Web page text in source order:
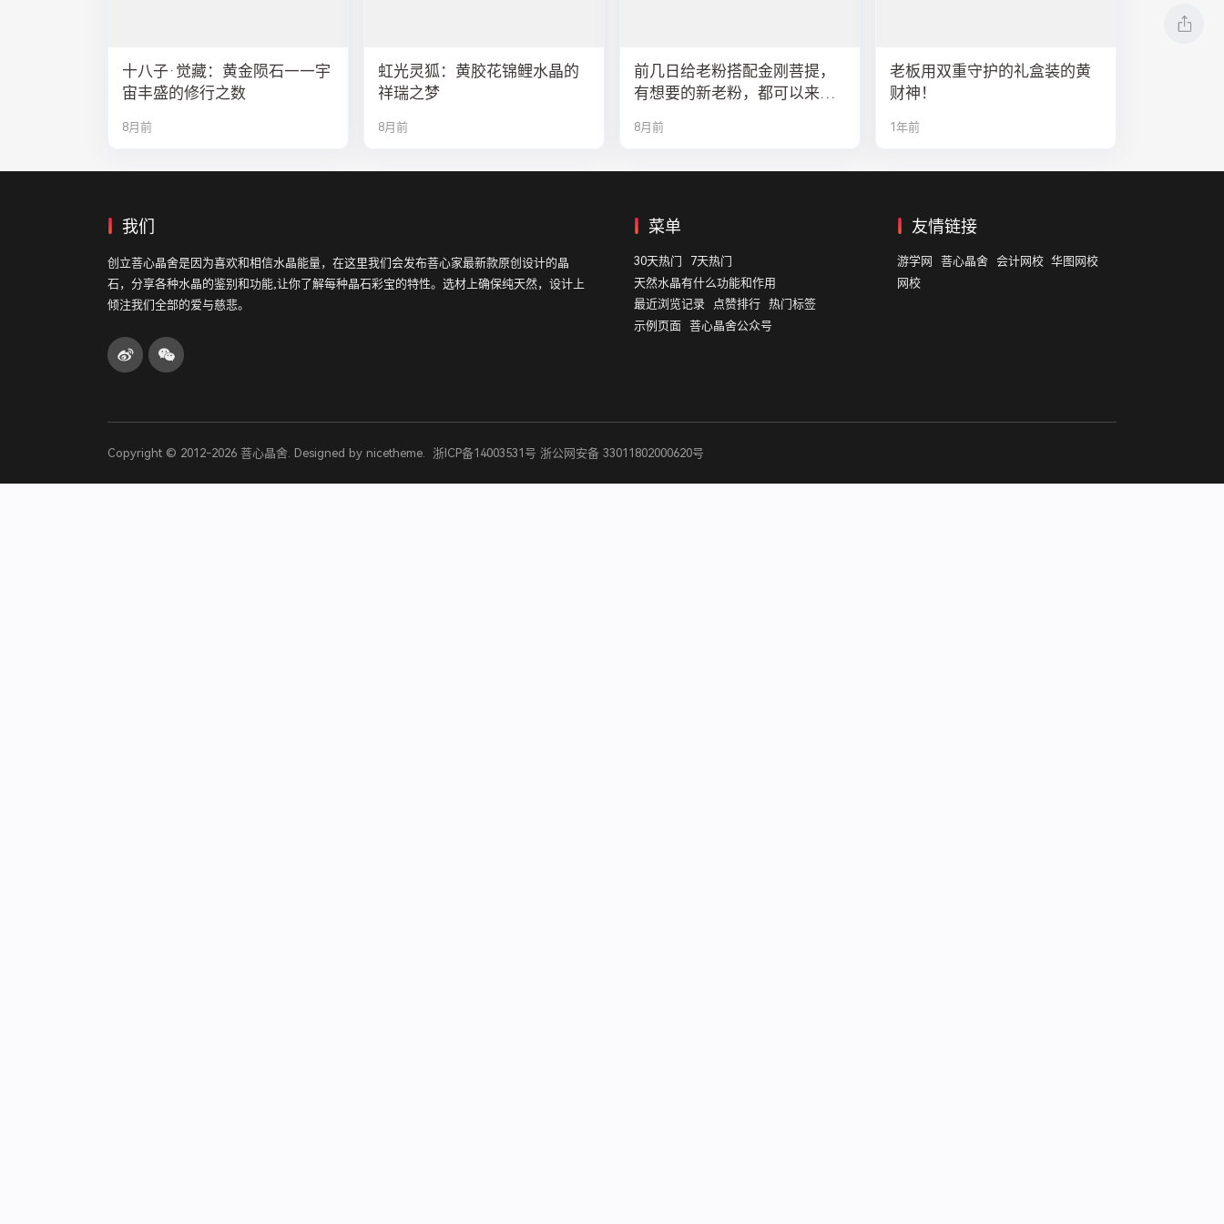
十八子·觉藏：黄金陨石——宇
宙丰盛的修行之数
8月前
虹光灵狐：黄胶花锦鲤水晶的
祥瑞之梦
8月前
前几日给老粉搭配金刚菩提，
有想要的新老粉，都可以来排
8月前
老板用双重守护的礼盒装的黄
财神！
1年前
我们
创立菩心晶舍是因为喜欢和相信水晶能量，在这里我们会发布菩心家最新款原创设计的晶
石，分享各种水晶的鉴别和功能,让你了解每种晶石彩宝的特性。选材上确保纯天然，设计上
倾注我们全部的爱与慈悲。
菜单
30天热门
7天热门
天然水晶有什么功能和作用
最近浏览记录
点赞排行
热门标签
示例页面 菩心晶舍公众号
友情链接
游学网 菩心晶舍 会计网校 华图网校
网校
Copyright © 2012-2026 菩心晶舍 . Designed by nicetheme 浙ICP备14003531号 浙公网安备 33011802000620号